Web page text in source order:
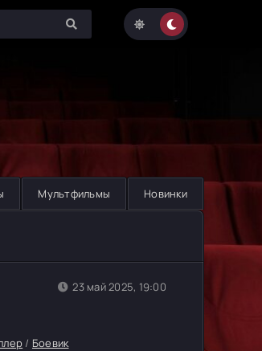
Мультфильмы Новинки
23 май 2025, 19:00
/ Боевик